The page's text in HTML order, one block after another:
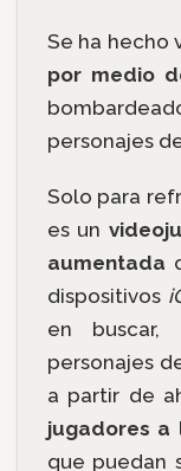
Se ha hecho
por medio
personajes
Solo para
es un
aumentada
dispositivos
en
personajes
a partir de
jugadores a
que puedan